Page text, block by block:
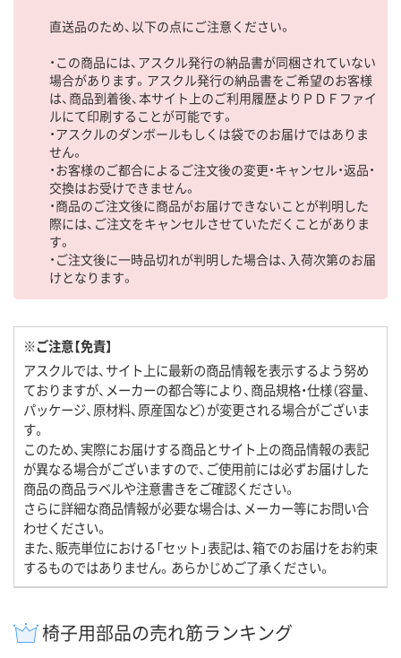
直送品のため、以下の点にご注意ください。
・この商品には、アスクル発行の納品書が同梱されていない
場合があります。アスクル発行の納品書をご希望のお客様
は、商品到着後、本サイト上のご利用履歴よりＰＤＦファイ
ルにて印刷することが可能です。
・アスクルのダンボールもしくは袋でのお届けではありま
せん。
・お客様のご都合によるご注文後の変更・キャンセル・返品・
交換はお受けできません。
・商品のご注文後に商品がお届けできないことが判明した
際には、ご注文をキャンセルさせていただくことがありま
す。
・ご注文後に一時品切れが判明した場合は、入荷次第のお届
けとなります。
※ご注意【免責】
アスクルでは、サイト上に最新の商品情報を表示するよう努め
ておりますが、メーカーの都合等により、商品規格・仕様（容量、
パッケージ、原材料、原産国など）が変更される場合がございま
す。
このため、実際にお届けする商品とサイト上の商品情報の表記
が異なる場合がございますので、ご使用前には必ずお届けした
商品の商品ラベルや注意書きをご確認ください。
さらに詳細な商品情報が必要な場合は、メーカー等にお問い合
わせください。
また、販売単位における「セット」表記は、箱でのお届けをお約束
するものではありません。あらかじめご了承ください。
椅子用部品の売れ筋ランキング